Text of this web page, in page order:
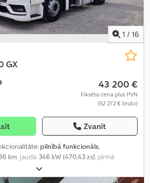
1 / 16
GX
43 200 €
Fiksēta cena plus PVN
(52 272 € bruto)
Zvanīt
pilnībā funkcionāls,
km, jauda: 346 kW (470,43 zs), pirmā
, degvielas veids:
4x2, riteņu bāze:390 mm, krāsa: